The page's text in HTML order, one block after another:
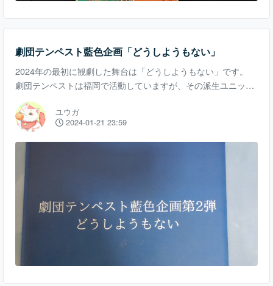
劇団テンペスト藍色企画「どうしようもない」
2024年の最初に観劇した舞台は「どうしようもない」です。
劇団テンペストは福岡で活動していますが、その派生ユニット
が藍色企画です。 本作はそんな藍色企画が制作した作品の第2
弾でした。 「どうしようもない」はバラバラになった家族の物
語です。 こうした題材を取り扱った作品は、例えば海外の明る
い映画ならハッピーエンドとなる作品も多くあります。しかし
本作はそうはなりませんでした。 両親のいない兄妹たちに訪れ
るのはひたすらに理不尽な運命。文字通りどうしようもない状
況が描かれます。 観終わった後に爽やかな
ユウガ
2024-01-21 23:59